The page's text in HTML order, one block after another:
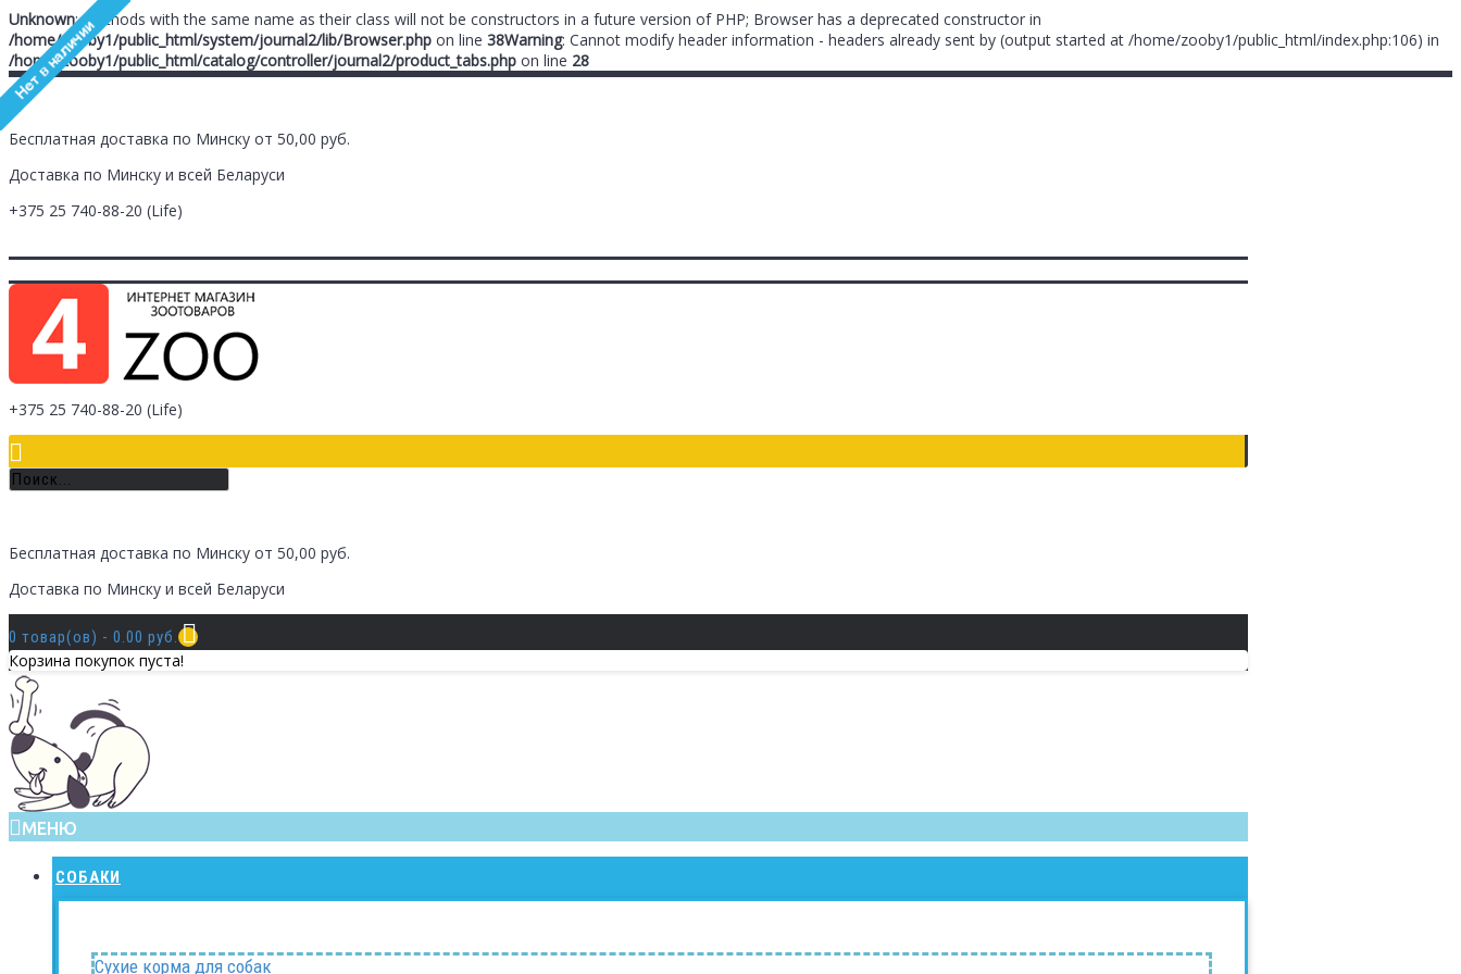
Unknown: Methods with the same name as their class will not be constructors in a future version of PHP; Browser has a deprecated constructor in
/home/zooby1/public_html/system/journal2/lib/Browser.php on line 38Warning: Cannot modify header information - headers already sent by (output started at /home/zooby1/public_html/index.php:106) in
/home/zooby1/public_html/catalog/controller/journal2/product_tabs.php on line 28
Бесплатная доставка по Минску от 50,00 руб.
Доставка по Минску и всей Беларуси
+375 25 740-88-20 (Life)
+375 25 740-88-20 (Life)
Бесплатная доставка по Минску от 50,00 руб.
Доставка по Минску и всей Беларуси
0 товар(ов) - 0.00 руб.
Корзина покупок пуста!
МЕНЮ
СОБАКИ
Сухие корма для собак